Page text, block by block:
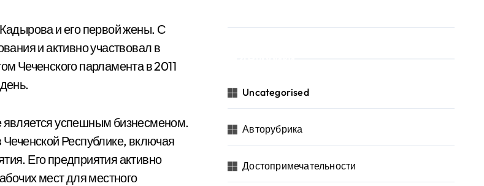
и его первой жены. С
и активно участвовал в
Чеченского парламента в 2011
является успешным бизнесменом.
Республике, включая
Его предприятия активно
мест для местного
Uncategorised
Авторубрика
Достопримечательности